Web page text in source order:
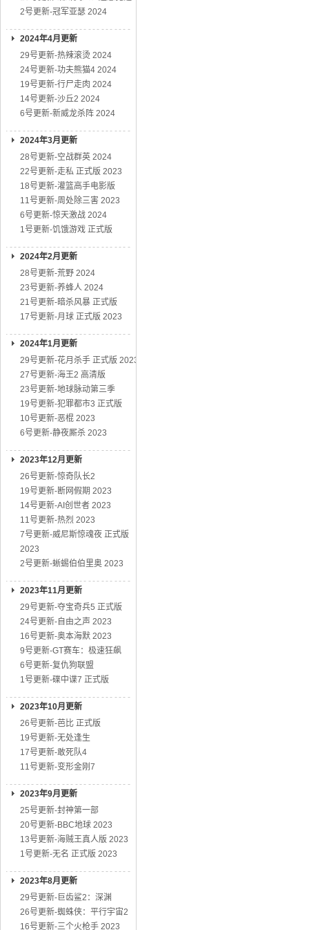
2号更新-冠军亚瑟 2024
2024年4月更新
29号更新-热辣滚烫 2024
24号更新-功夫熊猫4 2024
19号更新-行尸走肉 2024
14号更新-沙丘2 2024
6号更新-新威龙杀阵 2024
2024年3月更新
28号更新-空战群英 2024
22号更新-走私 正式版 2023
18号更新-灌篮高手电影版
11号更新-周处除三害 2023
6号更新-惊天激战 2024
1号更新-饥饿游戏 正式版
2024年2月更新
28号更新-荒野 2024
23号更新-养蜂人 2024
21号更新-暗杀风暴 正式版
17号更新-月球 正式版 2023
2024年1月更新
29号更新-花月杀手 正式版 2023
27号更新-海王2 高清版
23号更新-地球脉动第三季
19号更新-犯罪都市3 正式版
10号更新-恶棍 2023
6号更新-静夜厮杀 2023
2023年12月更新
26号更新-惊奇队长2
19号更新-断网假期 2023
14号更新-AI创世者 2023
11号更新-热烈 2023
7号更新-威尼斯惊魂夜 正式版
2023
2号更新-蜥蜴伯伯里奥 2023
2023年11月更新
29号更新-夺宝奇兵5 正式版
24号更新-自由之声 2023
16号更新-奥本海默 2023
9号更新-GT赛车：极速狂飙
6号更新-复仇狗联盟
1号更新-碟中谍7 正式版
2023年10月更新
26号更新-芭比 正式版
19号更新-无处逢生
17号更新-敢死队4
11号更新-变形金刚7
2023年9月更新
25号更新-封神第一部
20号更新-BBC地球 2023
13号更新-海贼王真人版 2023
1号更新-无名 正式版 2023
2023年8月更新
29号更新-巨齿鲨2：深渊
26号更新-蜘蛛侠：平行宇宙2
16号更新-三个火枪手 2023